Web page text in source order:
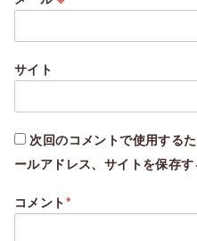
サイト
次回のコメントで使用する
ールアドレス、サイトを保存す
コメント*